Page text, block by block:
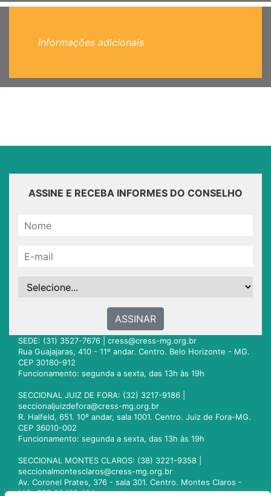
Informações adicionais
ASSINE E RECEBA INFORMES DO CONSELHO
ASSINAR
SEDE: (31) 3527-7676 | cress@cress-mg.org.br
Rua Guajajaras, 410 - 11º andar. Centro. Belo Horizonte - MG.
CEP 30180-912
Funcionamento: segunda a sexta, das 13h às 19h
SECCIONAL JUIZ DE FORA: (32) 3217-9186 |
seccionaljuizdefora@cress-mg.org.br
R. Halfeld, 651. 10º andar, sala 1001. Centro. Juiz de Fora-MG.
CEP 36010-002
Funcionamento: segunda a sexta, das 13h às 19h
SECCIONAL MONTES CLAROS: (38) 3221-9358 |
seccionalmontesclaros@cress-mg.org.br
Av. Coronel Prates, 376 - sala 301. Centro. Montes Claros -
MG. CEP 39400-104